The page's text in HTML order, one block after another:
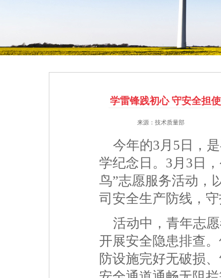
学雷锋践初心 守安全担
来源：技术质量部
今年的3月5日，
学纪念日。3月3日
鸟”志愿服务活动，
司安全生产防线，
活动中，青年志
开展安全隐患排查
防设施完好无破损